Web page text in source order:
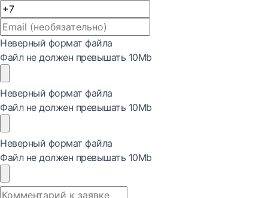
Неверный формат файла
Файл не должен превышать 10Mb
Неверный формат файла
Файл не должен превышать 10Mb
Неверный формат файла
Файл не должен превышать 10Mb